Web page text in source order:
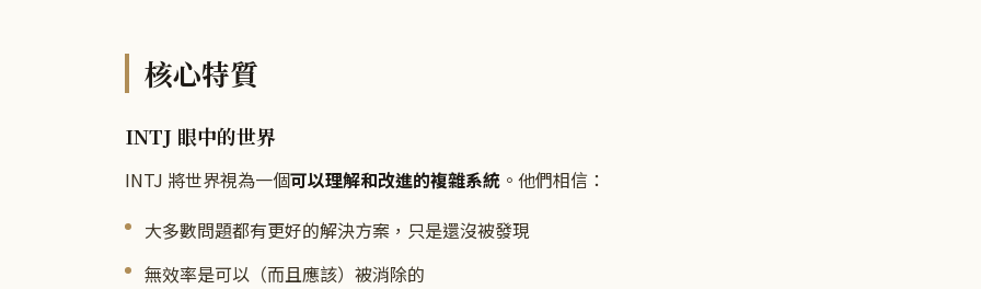
核心特質
INTJ 眼中的世界
INTJ 將世界視為一個可以理解和改進的複雜系統 。他們相信：
大多數問題都有更好的解決方案，只是還沒被發現
無效率是可以（而且應該）被消除的